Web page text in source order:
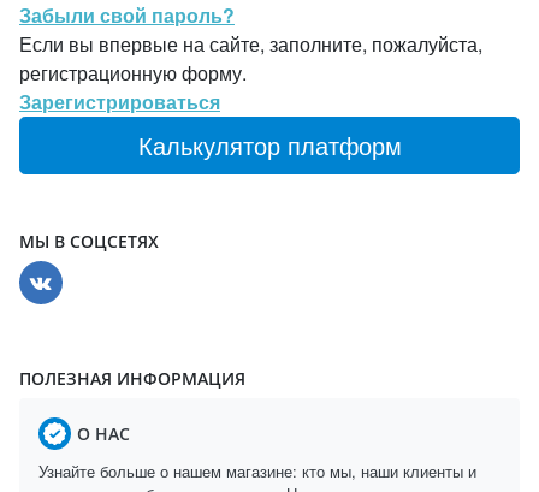
Забыли свой пароль?
Если вы впервые на сайте, заполните, пожалуйста,
регистрационную форму.
Зарегистрироваться
Калькулятор платформ
МЫ В СОЦСЕТЯХ
ПОЛЕЗНАЯ ИНФОРМАЦИЯ
О НАС
Узнайте больше о нашем магазине: кто мы, наши клиенты и